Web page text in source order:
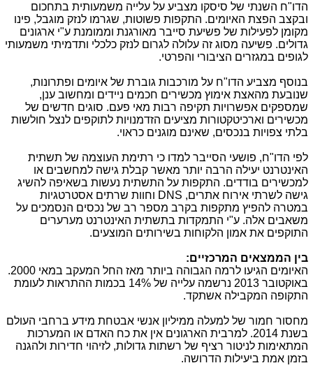
הדו"ח השנתי של סיסקו מצביע על עלייה משמעותית בתחכום
ובקצב הפצת האיומים. התקפות פשוטות, שגרמו לנזק מוגבל, פינו
מקומן לפעילות של פשיעת סייבר מאורגנת וממומנת ע"י ארגונים
גדולים. פשיעה מסוג זה עלולה לגרום לנזק כלכלי ותדמיתי משמעותי
לגופים במגזרים הציבורי והפרטי.
בנוסף מצביע הדו"ח על מורכבות גוברת של איומים ופתרונות,
שנובעת מהאצת אימוץ מכשירים חכמים ניידים ומחשוב ענן,
שמספקים אפשרויות תקיפה רבות מאי פעם. סוגים חדשים של
מכשירים וארכיטקטורות מציעים הזדמנויות לתוקפים לנצל חולשות
בלתי צפויות בנכסים, שאינם מוגנים כראוי.
לפי הדו"ח, פושעי הסייבר למדו כי רתימת העוצמה של תשתית
האינטרנט יעילה הרבה יותר מאשר קבלת גישה למחשבים או
למכשירים בודדים. התקפות על התשתית נעשות בשאיפה להשיג
גישה לשרתי אירוח אתרים, DNS וחוות שרתים אסטרטגיות
במטרה להפיץ מתקפות בקרב מספר רב של נכסים הנסמכים על
משאבים אלה. ע"י התמקדות בתשתית האינטרנט מערערים
התוקפים את אמון הלקוחות בשירותים המוצעים.
בין הממצאים המרכזיים:
האיומים הגיעו לרמה הגבוהה ביותר מאז החל המעקב במאי 2000.
באוקטובר 2013 נרשמה עלייה של 14% בכמות ההתראות לעומת
התקופה המקבילה אשתקד.
מחסור חמור של למעלה ממיליון אנשי אבטחת מידע ברחבי העולם
בשנת 2014. למרבית הארגונים אין את כח האדם או המערכות
המתאימות לניטור רציף של רשתות גדולות, לזיהוי חדירות ולהגנה
בזמן אמת ביעילות הדרושה.